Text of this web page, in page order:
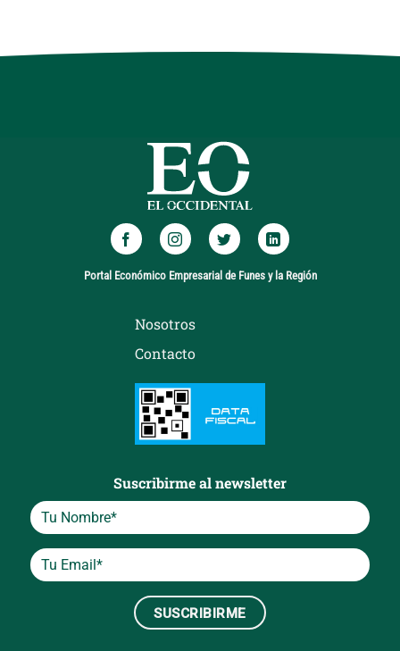
Portal Económico Empresarial de Funes y la Región
Nosotros
Contacto
Suscribirme al newsletter